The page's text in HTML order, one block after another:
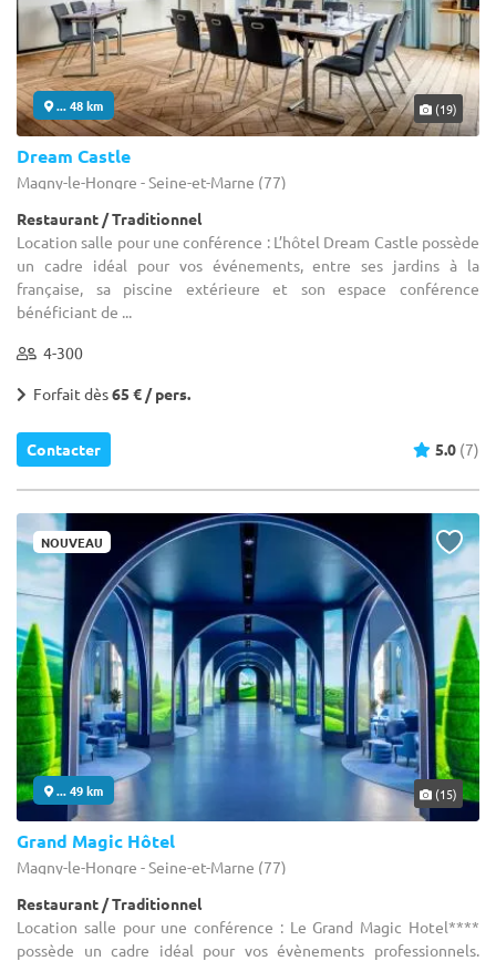
... 48 km (19)
Dream Castle
Magny-le-Hongre - Seine-et-Marne (77)
Restaurant / Traditionnel
Location salle pour une conférence : L’hôtel Dream Castle possède
un cadre idéal pour vos événements, entre ses jardins à la
française, sa piscine extérieure et son espace conférence
bénéficiant de ...
4-300
Forfait dès65 € / pers.
Contacter 5.0 (7)
NOUVEAU
... 49 km (15)
Grand Magic Hôtel
Magny-le-Hongre - Seine-et-Marne (77)
Restaurant / Traditionnel
Location salle pour une conférence : Le Grand Magic Hotel****
possède un cadre idéal pour vos évènements professionnels.